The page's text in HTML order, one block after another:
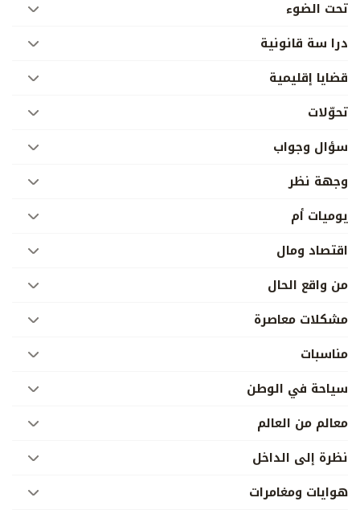
تحت الضوء
درا سة قانونية
قضايا إقليمية
تحوّلات
سؤال وجواب
وجهة نظر
يوميات أم
اقتصاد ومال
من واقع الحال
مشكلات معاصرة
مناسبات
سياحة في الوطن
معالم من العالم
نظرة إلى الداخل
هوايات ومغامرات